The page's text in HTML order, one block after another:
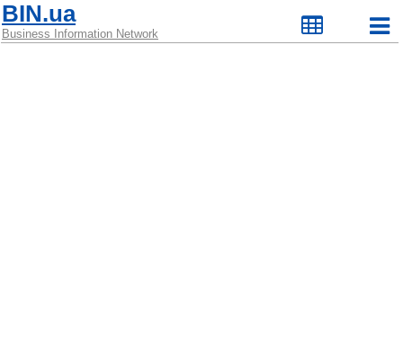
BIN.ua
Business Information Network